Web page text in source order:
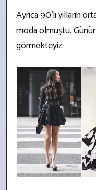
Ayrıca 90’lı yılların
moda olmuştu.
görmekteyiz.